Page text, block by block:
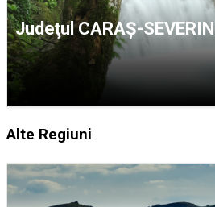
Judeţul CARAŞ-SEVERIN
Alte Regiuni